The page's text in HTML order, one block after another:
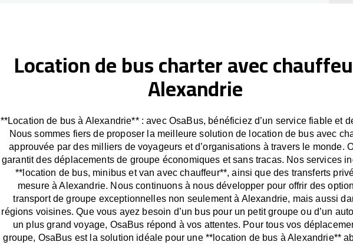
Location de bus charter avec
Alexandrie
**Location de bus à Alexandrie** : avec OsaBus, bénéficiez d’un service fiable et
Nous sommes fiers de proposer la meilleure solution de location de bus avec
approuvée par des milliers de voyageurs et d’organisations à travers le monde.
garantit des déplacements de groupe économiques et sans tracas. Nos services
**location de bus, minibus et van avec chauffeur**, ainsi que des transferts
mesure à Alexandrie. Nous continuons à nous développer pour offrir des
transport de groupe exceptionnelles non seulement à Alexandrie, mais aussi
régions voisines. Que vous ayez besoin d’un bus pour un petit groupe ou d’un
un plus grand voyage, OsaBus répond à vos attentes. Pour tous vos
groupe, OsaBus est la solution idéale pour une **location de bus à Alexandrie**